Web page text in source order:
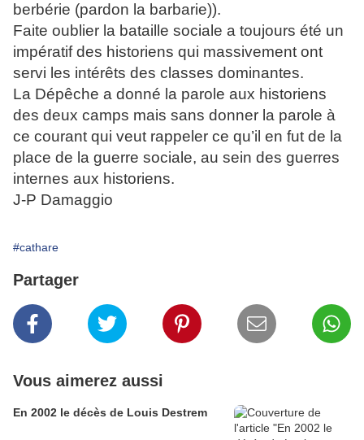
berbérie (pardon la barbarie)).
Faite oublier la bataille sociale a toujours été un
impératif des historiens qui massivement ont
servi les intérêts des classes dominantes.
La Dépêche a donné la parole aux historiens
des deux camps mais sans donner la parole à
ce courant qui veut rappeler ce qu’il en fut de la
place de la guerre sociale, au sein des guerres
internes aux historiens.
J-P Damaggio
#cathare
Partager
Vous aimerez aussi
En 2002 le décès de Louis Destrem